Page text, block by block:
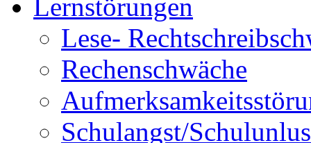
Lernstörungen
Lese-
Rechenschwäche
Schulangst/